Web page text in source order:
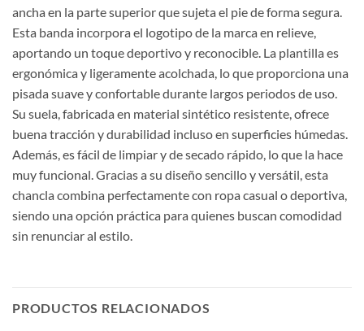
ancha en la parte superior que sujeta el pie de forma segura.
Esta banda incorpora el logotipo de la marca en relieve,
aportando un toque deportivo y reconocible. La plantilla es
ergonómica y ligeramente acolchada, lo que proporciona una
pisada suave y confortable durante largos periodos de uso.
Su suela, fabricada en material sintético resistente, ofrece
buena tracción y durabilidad incluso en superficies húmedas.
Además, es fácil de limpiar y de secado rápido, lo que la hace
muy funcional. Gracias a su diseño sencillo y versátil, esta
chancla combina perfectamente con ropa casual o deportiva,
siendo una opción práctica para quienes buscan comodidad
sin renunciar al estilo.
PRODUCTOS RELACIONADOS